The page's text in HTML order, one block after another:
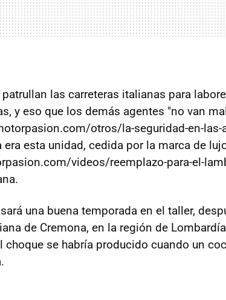
las carreteras italianas para
y eso que los demás agentes "no van
otros/la-seguridad-en-las-
esta unidad, cedida por la marca de
videos/reemplazo-para-el-
una buena temporada en el taller,
de Cremona, en la región de
se habría producido cuando un